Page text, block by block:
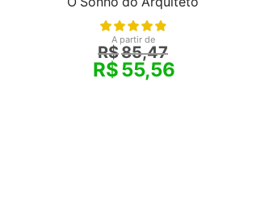
A partir de
R$85,47
R$55,56